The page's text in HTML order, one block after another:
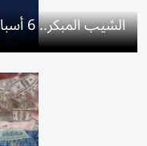
الشيب المبكر.. 6 أسباب تسرّع ظهوره